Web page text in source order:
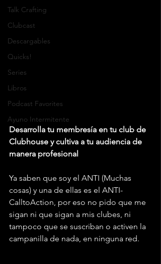
Talk Crafting
Clubcast
Descargables
Quicks!
Series
Libros
Podcast Favorites
Ayuno Intermitente
Desarrolla tu membresía en tu club de
Clubhouse y cultiva a tu audiencia de
manera profesional
Ya saben que soy el ANTI (Muchas
cosas) y una de ellas es el ANTI-
CalltoAction, por eso no pido que me
sigan ni que sigan a mis clubes, ni
tampoco que se suscriban o activen la
campanilla de nada, en ninguna red.